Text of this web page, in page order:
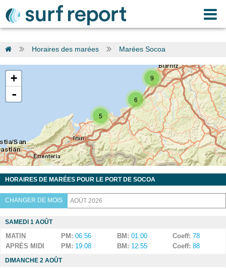
Horaires des marées Marées Socoa
5
6
9
+
-
HORAIRES DE MARÉES POUR LE PORT DE SOCOA
CHANGER DE MOIS
SAMEDI 1 AOÛT
MATIN PM: 06:56 BM: 01:00 Coeff: 78
APRÈS MIDI
PM: 19:08 BM: 12:55 Coeff: 88
DIMANCHE 2 AOÛT